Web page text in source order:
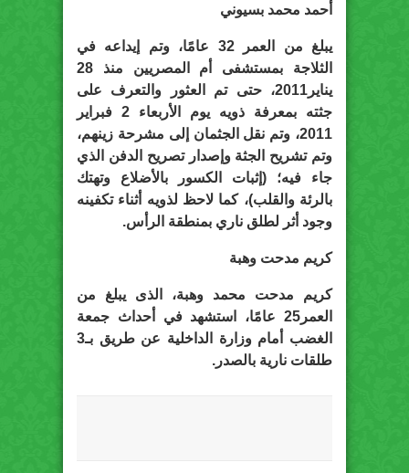
أحمد محمد بسيوني
يبلغ من العمر 32 عامًا، وتم إيداعه في
الثلاجة بمستشفى أم المصريين منذ 28
يناير2011، حتى تم العثور والتعرف على
جثته بمعرفة ذويه يوم الأربعاء 2 فبراير
2011، وتم نقل الجثمان إلى مشرحة زينهم،
وتم تشريح الجثة وإصدار تصريح الدفن الذي
جاء فيه؛ (إثبات الكسور بالأضلاع وتهتك
بالرئة والقلب)، كما لاحظ لذويه أثناء تكفينه
وجود أثر لطلق ناري بمنطقة الرأس.
كريم مدحت وهبة
كريم مدحت محمد وهبة، الذى يبلغ من
العمر25 عامًا، استشهد في أحداث جمعة
الغضب أمام وزارة الداخلية عن طريق بـ3
طلقات نارية بالصدر.